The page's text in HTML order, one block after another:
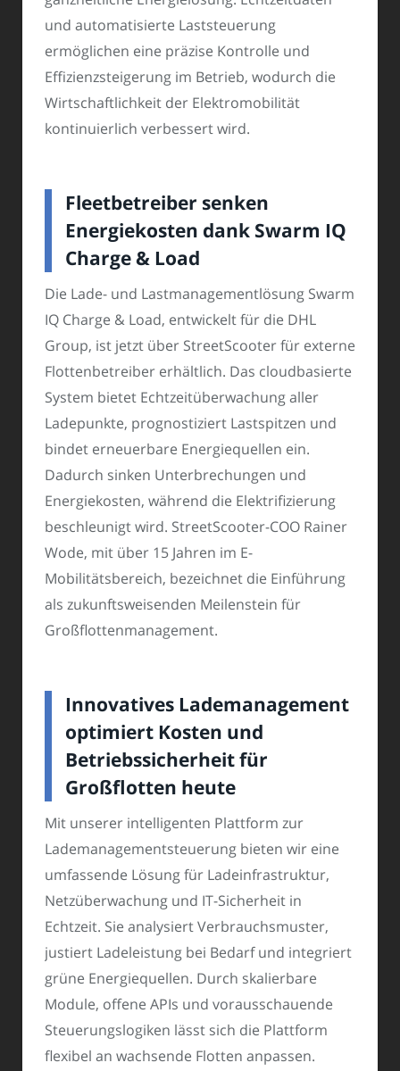
und automatisierte Laststeuerung
ermöglichen eine präzise Kontrolle und
Effizienzsteigerung im Betrieb, wodurch die
Wirtschaftlichkeit der Elektromobilität
kontinuierlich verbessert wird.
Fleetbetreiber senken
Energiekosten dank Swarm IQ
Charge & Load
Die Lade- und Lastmanagementlösung Swarm
IQ Charge & Load, entwickelt für die DHL
Group, ist jetzt über StreetScooter für externe
Flottenbetreiber erhältlich. Das cloudbasierte
System bietet Echtzeitüberwachung aller
Ladepunkte, prognostiziert Lastspitzen und
bindet erneuerbare Energiequellen ein.
Dadurch sinken Unterbrechungen und
Energiekosten, während die Elektrifizierung
beschleunigt wird. StreetScooter-COO Rainer
Wode, mit über 15 Jahren im E-
Mobilitätsbereich, bezeichnet die Einführung
als zukunftsweisenden Meilenstein für
Großflottenmanagement.
Innovatives Lademanagement
optimiert Kosten und
Betriebssicherheit für
Großflotten heute
Mit unserer intelligenten Plattform zur
Lademanagementsteuerung bieten wir eine
umfassende Lösung für Ladeinfrastruktur,
Netzüberwachung und IT-Sicherheit in
Echtzeit. Sie analysiert Verbrauchsmuster,
justiert Ladeleistung bei Bedarf und integriert
grüne Energiequellen. Durch skalierbare
Module, offene APIs und vorausschauende
Steuerungslogiken lässt sich die Plattform
flexibel an wachsende Flotten anpassen.